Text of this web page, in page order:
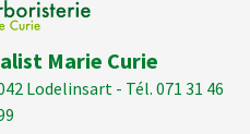
Marie Curie
Lodelinsart - Tél. 071 31 46